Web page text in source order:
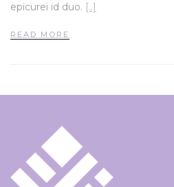
epicurei id duo. [..]
READ MORE